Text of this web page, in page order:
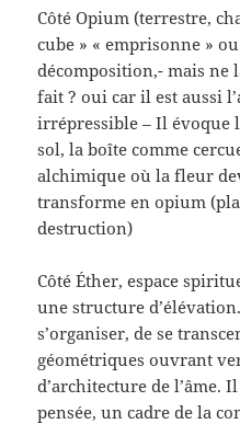
Côté Opium (terrestre,
cube » « emprisonne »
décomposition,- mais ne
fait ? oui car il est aussi
irrépressible – Il évoque
sol, la boîte comme
alchimique où la fleur
transforme en opium
destruction)
Côté Éther, espace
une structure
s’organiser, de se
géométriques ouvrant
d’architecture de l’âme.
pensée, un cadre de la